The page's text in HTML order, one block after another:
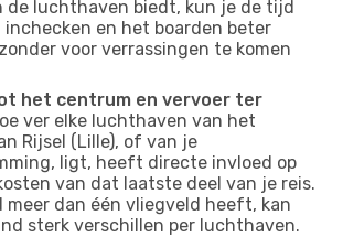
luchthaven biedt, kun je de tijd
en het boarden beter
voor verrassingen te komen
het centrum en vervoer ter
ver elke luchthaven van het
Rijsel (Lille), of van je
ligt, heeft directe invloed op
van dat laatste deel van je reis.
meer dan één vliegveld heeft, kan
sterk verschillen per luchthaven.